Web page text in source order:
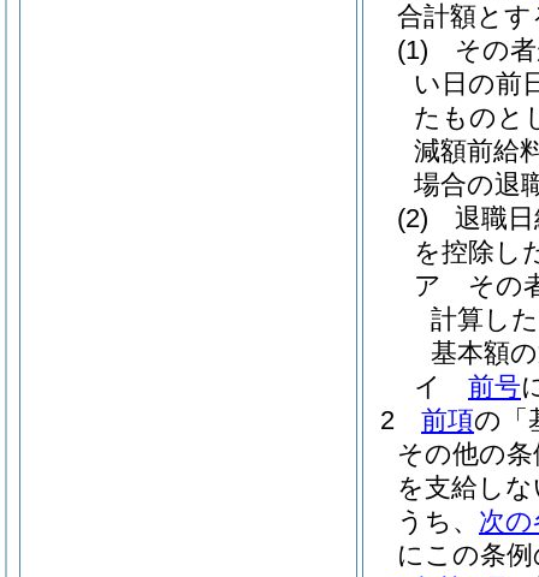
合計額とす
(1)
その
い日の前
たものと
減額前給
場合の退
(2)
退職
を控除し
ア
その
計算し
基本額
イ
前号
2
前項の「
その他の
を支給し
うち、 次
にこの条